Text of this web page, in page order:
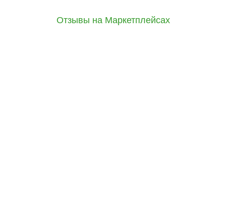
Отзывы на Маркетплейсах